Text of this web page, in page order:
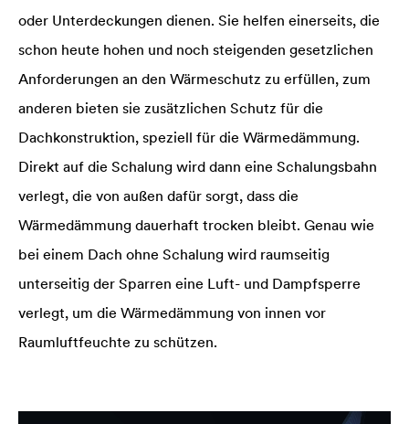
oder Unterdeckungen dienen. Sie helfen einerseits, die
schon heute hohen und noch steigenden gesetzlichen
Anforderungen an den Wärmeschutz zu erfüllen, zum
anderen bieten sie zusätzlichen Schutz für die
Dachkonstruktion, speziell für die Wärmedämmung.
Direkt auf die Schalung wird dann eine Schalungsbahn
verlegt, die von außen dafür sorgt, dass die
Wärmedämmung dauerhaft trocken bleibt. Genau wie
bei einem Dach ohne Schalung wird raumseitig
unterseitig der Sparren eine Luft- und Dampfsperre
verlegt, um die Wärmedämmung von innen vor
Raumluftfeuchte zu schützen.